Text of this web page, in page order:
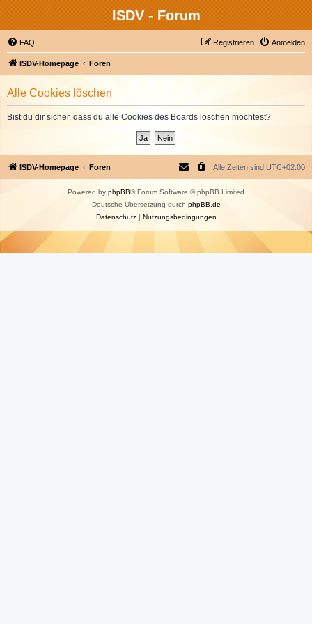
ISDV - Forum
FAQ Anmelden
Registrieren
ISDV-Homepage Foren
Alle Cookies löschen
Bist du dir sicher, dass du alle Cookies des Boards löschen möchtest?
ISDV-Homepage Foren Alle Zeiten sind UTC+02:00
Powered by phpBB® Forum Software © phpBB Limited
Deutsche Übersetzung durch phpBB.de
Datenschutz| Nutzungsbedingungen